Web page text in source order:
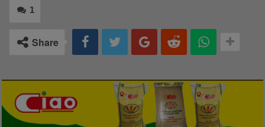
1
Share